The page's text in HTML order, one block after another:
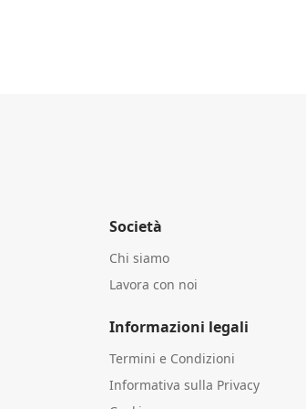
Società
Chi siamo
Lavora con noi
Informazioni legali
Termini e Condizioni
Informativa sulla Privacy